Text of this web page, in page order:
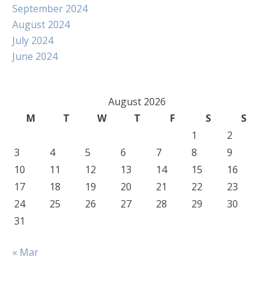
September 2024
August 2024
July 2024
June 2024
August 2026
M
T W T F S
S
1
2
3
4 5 6 7 8
9
10
11 12 13 14 15
16
17
18 19 20 21 22
23
24
25 26 27 28 29
30
31
« Mar